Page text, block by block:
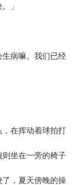
」
病嘛。我们已经
在挥动着球拍打
坐在一旁的椅子
，夏天傍晚的操